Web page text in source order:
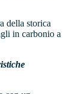
della storica
in carbonio a